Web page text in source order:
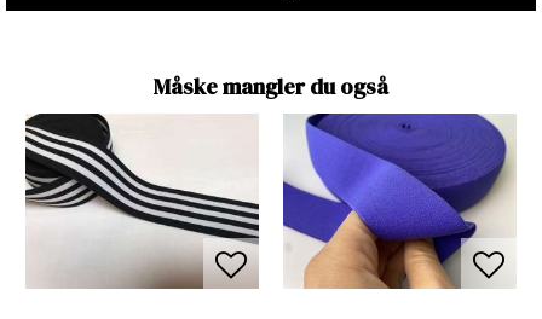
Måske mangler du også